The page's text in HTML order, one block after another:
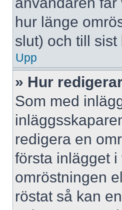
hur länge
slut) och till
Upp
» Hur
Som med
redigera en
första inlägget
omröstningen
röstat så kan